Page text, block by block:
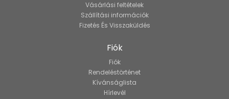
Vásárlási feltételek
Szállítási információk
Fizetés És Visszaküldés
Fiók
Fiók
Rendeléstörténet
Kívánságlista
Hírlevél